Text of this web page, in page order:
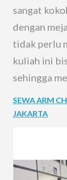
sangat
dengan
tidak perlu
kuliah ini
sehingga
SEWA ARM
JAKARTA